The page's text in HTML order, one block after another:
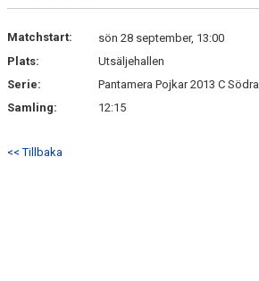
Matchstart:
sön 28 september, 13:00
Plats:
Utsäljehallen
Serie:
Pantamera Pojkar 2013 C Södra
Samling:
12:15
<< Tillbaka